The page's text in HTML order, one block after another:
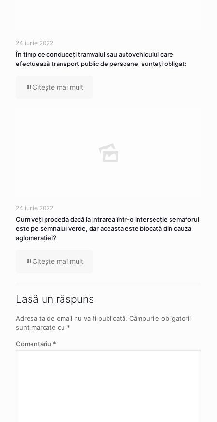
24 iunie 2022
În timp ce conduceţi tramvaiul sau autovehiculul care
efectuează transport public de persoane, sunteţi obligat:
Citeşte mai mult
24 iunie 2022
Cum veţi proceda dacă la intrarea într-o intersecţie semaforul
este pe semnalul verde, dar aceasta este blocată din cauza
aglomeraţiei?
Citeşte mai mult
Lasă un răspuns
Adresa ta de email nu va fi publicată. Câmpurile obligatorii
sunt marcate cu *
Comentariu *